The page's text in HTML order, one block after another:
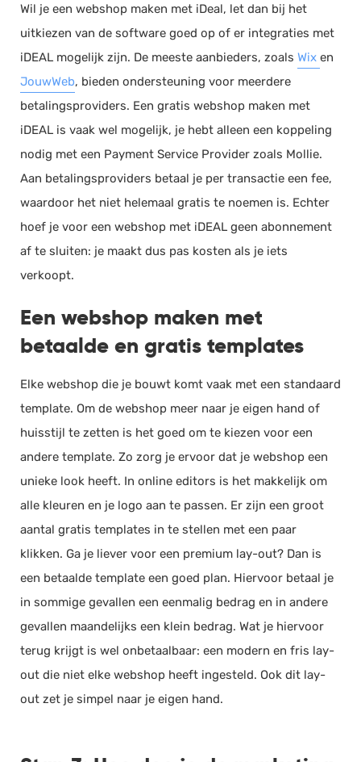
Wil je een webshop maken met iDeal, let dan bij het
uitkiezen van de software goed op of er integraties met
iDEAL mogelijk zijn. De meeste aanbieders, zoals Wix en
JouwWeb, bieden ondersteuning voor meerdere
betalingsproviders. Een gratis webshop maken met
iDEAL is vaak wel mogelijk, je hebt alleen een koppeling
nodig met een Payment Service Provider zoals Mollie.
Aan betalingsproviders betaal je per transactie een fee,
waardoor het niet helemaal gratis te noemen is. Echter
hoef je voor een webshop met iDEAL geen abonnement
af te sluiten: je maakt dus pas kosten als je iets
verkoopt.
Een webshop maken met
betaalde en gratis templates
Elke webshop die je bouwt komt vaak met een standaard
template. Om de webshop meer naar je eigen hand of
huisstijl te zetten is het goed om te kiezen voor een
andere template. Zo zorg je ervoor dat je webshop een
unieke look heeft. In online editors is het makkelijk om
alle kleuren en je logo aan te passen. Er zijn een groot
aantal gratis templates in te stellen met een paar
klikken. Ga je liever voor een premium lay-out? Dan is
een betaalde template een goed plan. Hiervoor betaal je
in sommige gevallen een eenmalig bedrag en in andere
gevallen maandelijks een klein bedrag. Wat je hiervoor
terug krijgt is wel onbetaalbaar: een modern en fris lay-
out die niet elke webshop heeft ingesteld. Ook dit lay-
out zet je simpel naar je eigen hand.